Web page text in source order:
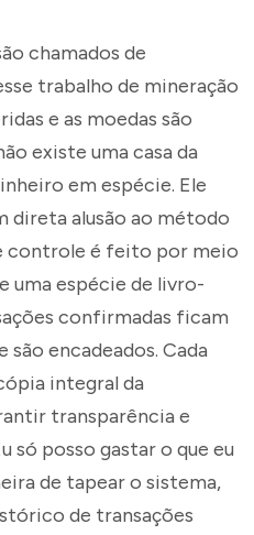
chamados de
trabalho de mineração
e as moedas são
existe uma casa da
em espécie. Ele
direta alusão ao método
controle é feito por meio
uma espécie de livro-
confirmadas ficam
encadeados. Cada
integral da
transparência e
só posso gastar o que eu
de tapear o sistema,
de transações